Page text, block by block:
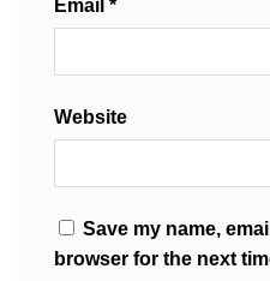
Email *
Website
Save my name,
browser for the next